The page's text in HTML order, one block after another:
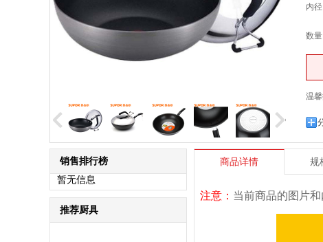
内径
数量
温
销售排行榜
暂无信息
推荐厨具
商品详情 规
注意： 当前商品的图片